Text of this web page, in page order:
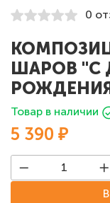
0
ШАРОВ "С
Товар в наличии
5 390 ₽